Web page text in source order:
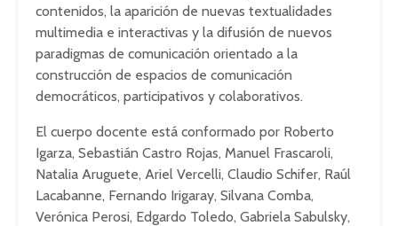
contenidos, la aparición de nuevas textualidades
multimedia e interactivas y la difusión de nuevos
paradigmas de comunicación orientado a la
construcción de espacios de comunicación
democráticos, participativos y colaborativos.
El cuerpo docente está conformado por Roberto
Igarza, Sebastián Castro Rojas, Manuel Frascaroli,
Natalia Aruguete, Ariel Vercelli, Claudio Schifer, Raúl
Lacabanne, Fernando Irigaray, Silvana Comba,
Verónica Perosi, Edgardo Toledo, Gabriela Sabulsky,